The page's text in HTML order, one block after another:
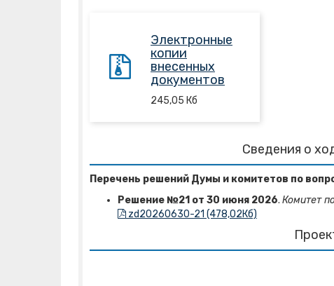
Электронные
копии
внесенных
документов
245,05 Кб
Сведения о
Перечень решений Думы и комитетов по
Решение №21 от 30 июня 2026. Комитет
zd20260630-21 (478,02Кб)